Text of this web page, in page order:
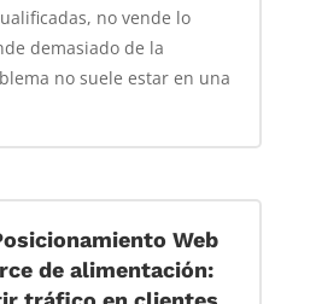
no vende lo
demasiado de la
no suele estar en una
Web
de alimentación: